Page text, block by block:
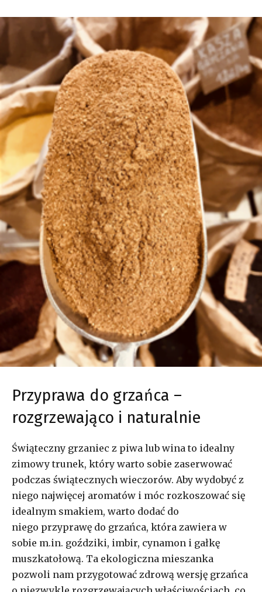
Przyprawa do grzańca –
rozgrzewająco i naturalnie
Świąteczny grzaniec z piwa lub wina to idealny
zimowy trunek, który warto sobie zaserwować
podczas świątecznych wieczorów. Aby wydobyć z
niego najwięcej aromatów i móc rozkoszować się
idealnym smakiem, warto dodać do
niego przyprawę do grzańca, która zawiera w
sobie m.in. goździki, imbir, cynamon i gałkę
muszkatołową. Ta ekologiczna mieszanka
pozwoli nam przygotować zdrową wersję grzańca